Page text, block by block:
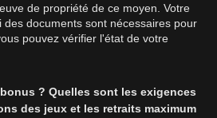
de propriété de ce moyen. Votre
documents sont nécessaires pour
pouvez vérifier l'état de votre
? Quelles sont les exigences
des jeux et les retraits maximum